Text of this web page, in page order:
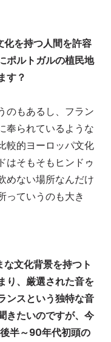
を持つ人間を許容
ポルトガルの植民地
す？
のもあるし、フラン
奉られているような
較的ヨーロッパ文化
はそもそもヒンドゥ
めない場所なんだけ
っていうのも大き
文化背景を持つト
り、厳選された音を
ンスという独特な音
きたいのですが、今
半～90年代初頭の